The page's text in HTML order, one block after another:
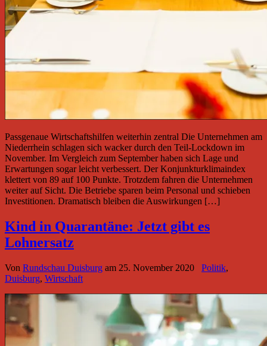
Passgenaue Wirtschaftshilfen weiterhin zentral Die Unternehmen am
Niederrhein schlagen sich wacker durch den Teil-Lockdown im
November. Im Vergleich zum September haben sich Lage und
Erwartungen sogar leicht verbessert. Der Konjunkturklimaindex
klettert von 89 auf 100 Punkte. Trotzdem fahren die Unternehmen
weiter auf Sicht. Die Betriebe sparen beim Personal und schieben
Investitionen. Dramatisch bleiben die Auswirkungen […]
Kind in Quarantäne: Jetzt gibt es
Lohnersatz
Von Rundschau Duisburg am 25. November 2020 Politik,
Duisburg, Wirtschaft